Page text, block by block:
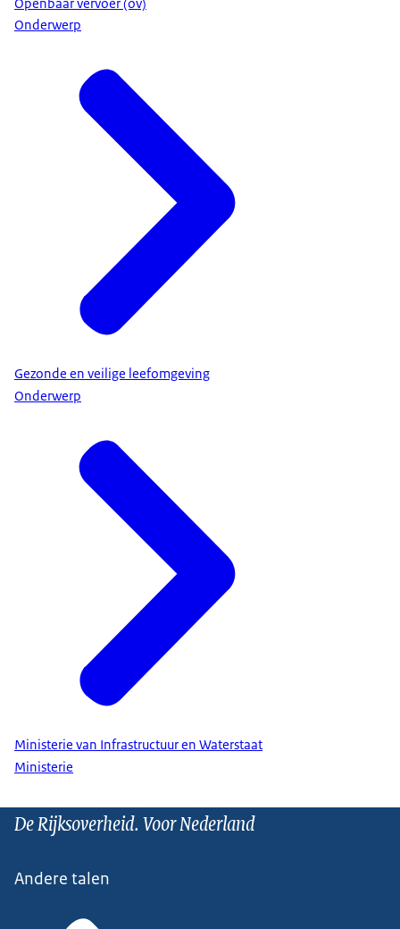
Onderwerp
Gezonde en veilige leefomgeving
Onderwerp
Ministerie van Infrastructuur en Waterstaat
Ministerie
De Rijksoverheid. Voor Nederland
Andere talen